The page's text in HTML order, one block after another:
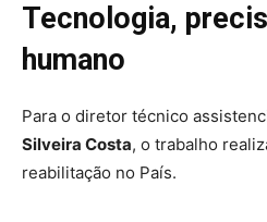
Tecnologia,
humano
Para o diretor técnico
Silveira Costa, o trabalho
reabilitação no País.